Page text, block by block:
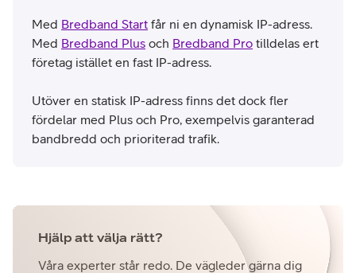
Med Bredband Start får ni en dynamisk IP-adress.
Med Bredband Plus och Bredband Pro tilldelas ert
företag istället en fast IP-adress.
Utöver en statisk IP-adress finns det dock fler
fördelar med Plus och Pro, exempelvis garanterad
bandbredd och prioriterad trafik.
Hjälp att välja rätt?
Våra experter står redo. De vägleder gärna dig